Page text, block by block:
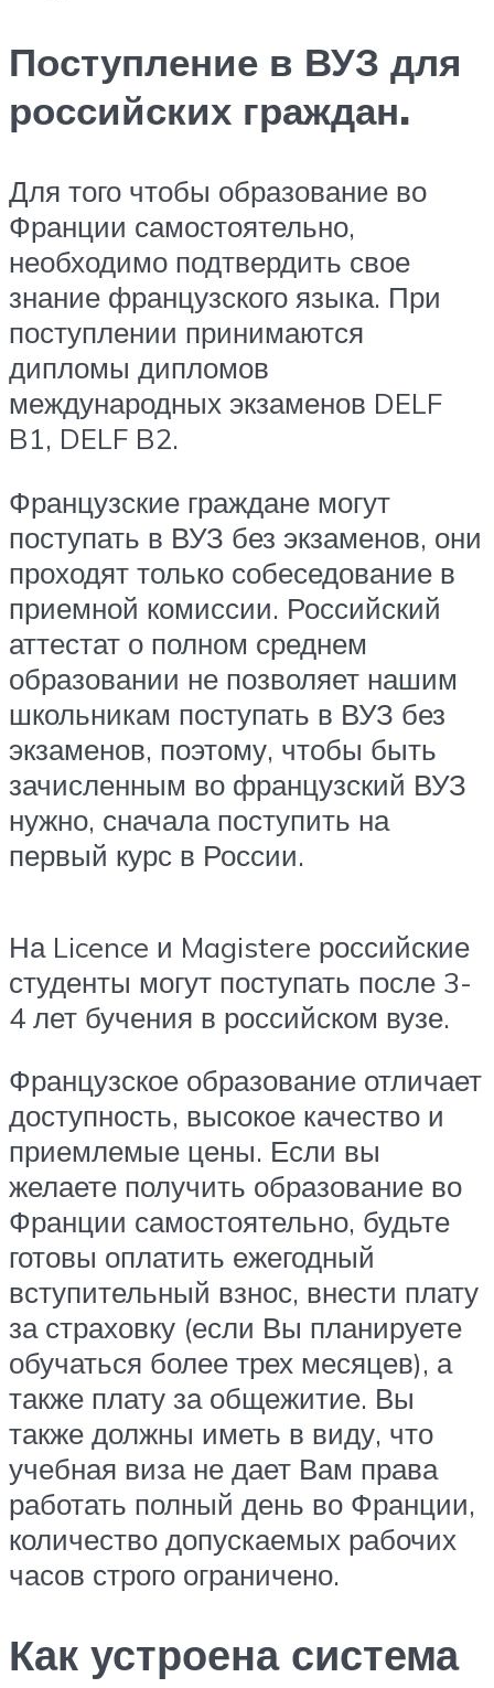
Поступление в ВУЗ для
российских граждан.
Для того чтобы образование во
Франции самостоятельно,
необходимо подтвердить свое
знание французского языка. При
поступлении принимаются
дипломы дипломов
международных экзаменов DELF
B1, DELF B2.
Французские граждане могут
поступать в ВУЗ без экзаменов, они
проходят только собеседование в
приемной комиссии. Российский
аттестат о полном среднем
образовании не позволяет нашим
школьникам поступать в ВУЗ без
экзаменов, поэтому, чтобы быть
зачисленным во французский ВУЗ
нужно, сначала поступить на
первый курс в России.
На Licence и Magistere российские
студенты могут поступать после 3-
4 лет бучения в российском вузе.
Французское образование отличает
доступность, высокое качество и
приемлемые цены. Если вы
желаете получить образование во
Франции самостоятельно, будьте
готовы оплатить ежегодный
вступительный взнос, внести плату
за страховку (если Вы планируете
обучаться более трех месяцев), а
также плату за общежитие. Вы
также должны иметь в виду, что
учебная виза не дает Вам права
работать полный день во Франции,
количество допускаемых рабочих
часов строго ограничено.
Как устроена система